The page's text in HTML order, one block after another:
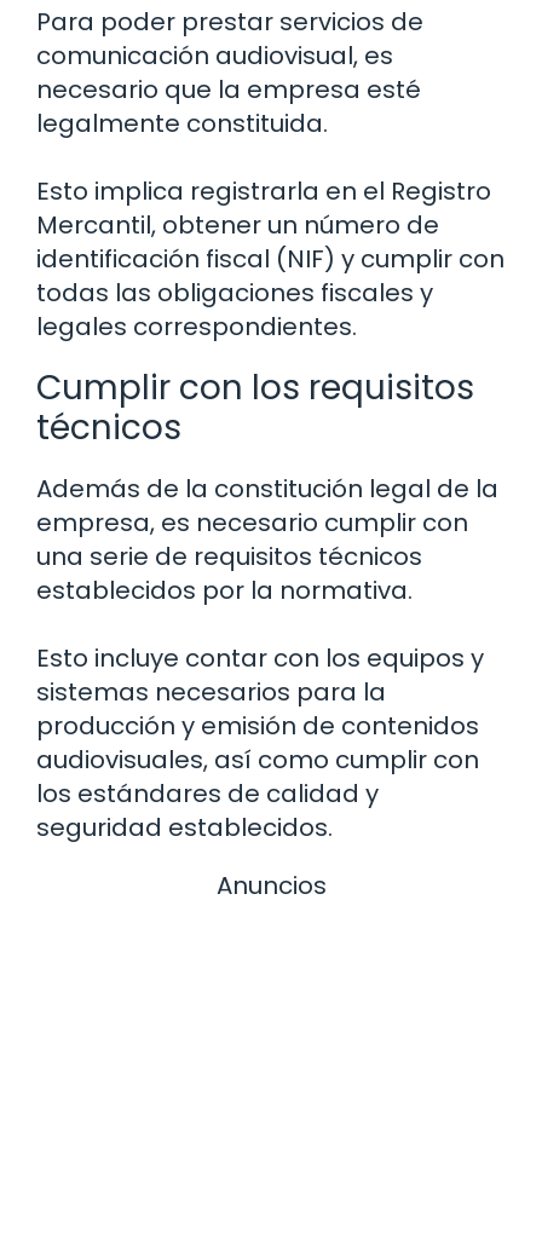
Para poder prestar servicios de
comunicación audiovisual, es
necesario que la empresa esté
legalmente constituida.
Esto implica registrarla en el Registro
Mercantil, obtener un número de
identificación fiscal (NIF) y cumplir con
todas las obligaciones fiscales y
legales correspondientes.
Cumplir con los requisitos
técnicos
Además de la constitución legal de la
empresa, es necesario cumplir con
una serie de requisitos técnicos
establecidos por la normativa.
Esto incluye contar con los equipos y
sistemas necesarios para la
producción y emisión de contenidos
audiovisuales, así como cumplir con
los estándares de calidad y
seguridad establecidos.
Anuncios